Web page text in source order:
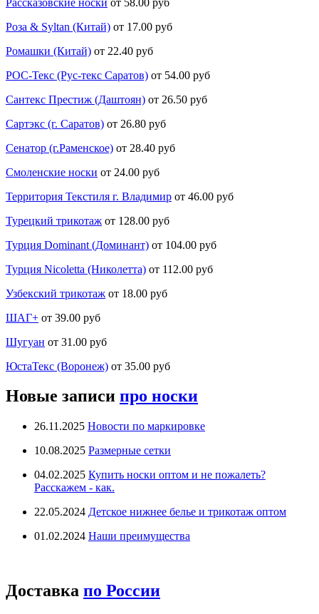
Роза & Syltan (Китай) от 17.00 руб
Ромашки (Китай) от 22.40 руб
РОС-Текс (Рус-текс Саратов) от 54.00 руб
Сантекс Престиж (Даштоян) от 26.50 руб
Сартэкс (г. Саратов) от 26.80 руб
Сенатор (г.Раменское) от 28.40 руб
Смоленские носки от 24.00 руб
Территория Текстиля г. Владимир от 46.00 руб
Турецкий трикотаж от 128.00 руб
Турция Dominant (Доминант) от 104.00 руб
Турция Nicoletta (Николетта) от 112.00 руб
Узбекский трикотаж от 18.00 руб
ШАГ+ от 39.00 руб
Шугуан от 31.00 руб
ЮстаТекс (Воронеж) от 35.00 руб
Новые записи про носки
26.11.2025 Новости по маркировке
10.08.2025 Размерные сетки
04.02.2025 Купить носки оптом и не пожалеть?
Расскажем - как.
22.05.2024 Детское нижнее белье и трикотаж оптом
01.02.2024 Наши преимущества
Доставка по России